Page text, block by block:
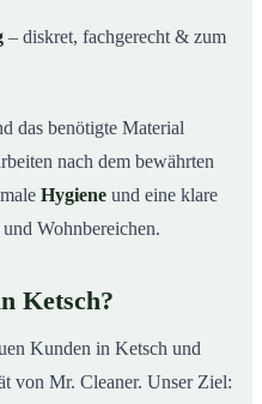
– diskret, fachgerecht & zum
das benötigte Material
nach dem bewährten
Hygiene und eine klare
Wohnbereichen.
Ketsch?
Kunden in Ketsch und
von Mr. Cleaner. Unser Ziel: